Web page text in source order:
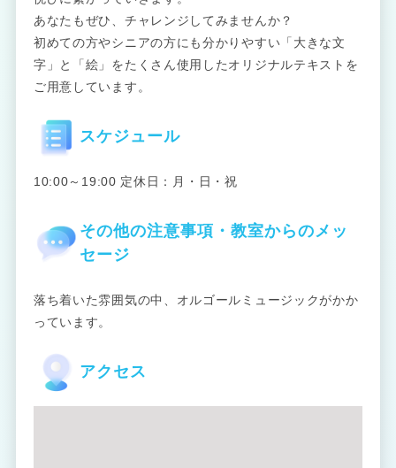
あなたもぜひ、チャレンジしてみませんか？
初めての方やシニアの方にも分かりやすい「大きな文
字」と「絵」をたくさん使用したオリジナルテキストを
ご用意しています。
スケジュール
10:00～19:00 定休日：月・日・祝
その他の注意事項・教室からのメッ
セージ
落ち着いた雰囲気の中、オルゴールミュージックがかか
っています。
アクセス